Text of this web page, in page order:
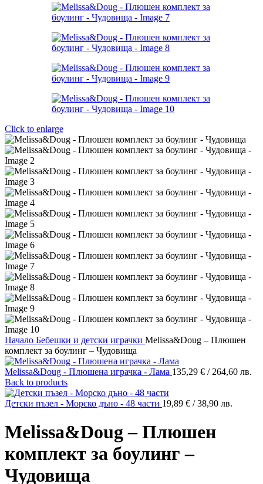
Click to enlarge
Начало Бебешки и детски играчки Melissa&Doug – Плюшен
комплект за боулинг – Чудовища
Melissa&Doug - Плюшена играчка - Лама 135,29 € / 264,60 лв.
Back to products
Детски пъзел - Морско дъно - 48 части 19,89 € / 38,90 лв.
Melissa&Doug – Плюшен
комплект за боулинг –
Чудовища